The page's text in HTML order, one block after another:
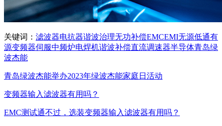
关键词： 滤波器电抗器谐波治理无功补偿EMCEMI无源低通有
源变频器伺服中频炉电焊机谐波补偿直流调速器半导体青岛绿
波杰能
青岛绿波杰能举办2023年绿波杰能家庭日活动
变频器输入滤波器有用吗？
EMC测试通不过，选装变频器输入滤波器有用吗？